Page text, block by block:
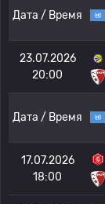
Дата / Время
23.07.2026
20:00
Дата / Время
17.07.2026
18:00